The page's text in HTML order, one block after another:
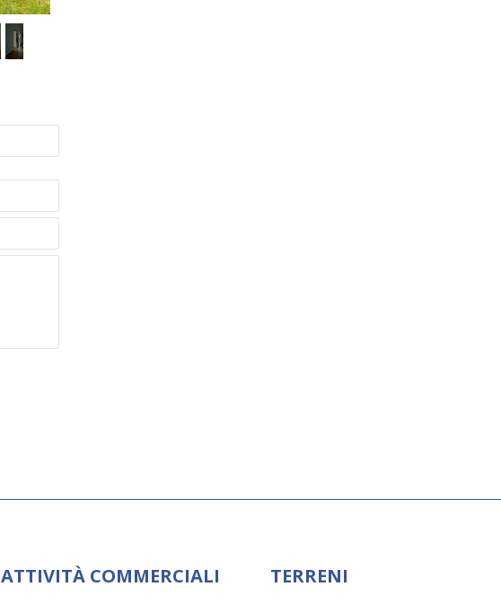
ATTIVITÀ COMMERCIALI TERRENI